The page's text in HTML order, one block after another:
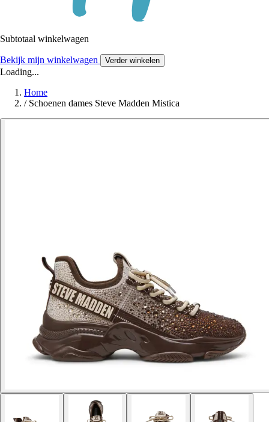
Subtotaal winkelwagen
Bekijk mijn winkelwagen Verder winkelen
Loading...
Home
/ Schoenen dames Steve Madden Mistica